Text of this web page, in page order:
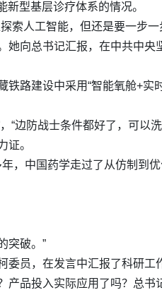
型基层诊疗体系的情况。
索人工智能，但还是要一步
向总书记汇报，在中共中
路建设中采用“智能氧舱+
“边防战士条件都好了，可
证。
，中国药学走过了从仿制到
突破。”
员，在发言中汇报了科研工
品投入实际应用了吗？总书